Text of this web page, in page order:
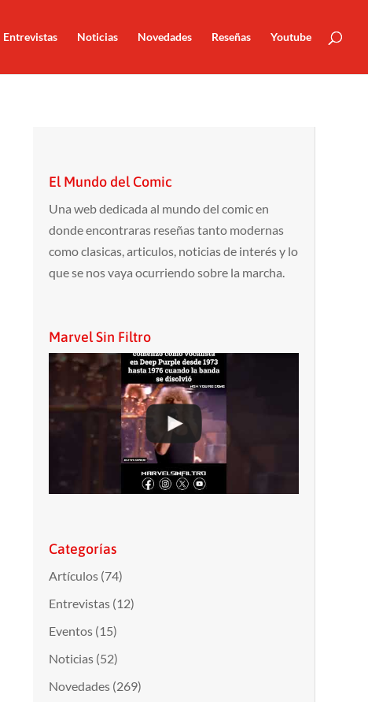
Entrevistas Noticias Novedades Reseñas Youtube
El Mundo del Comic
Una web dedicada al mundo del comic en
donde encontraras reseñas tanto modernas
como clasicas, articulos, noticias de interés y lo
que se nos vaya ocurriendo sobre la marcha.
Marvel Sin Filtro
Categorías
Artículos(74)
Entrevistas(12)
Eventos(15)
Noticias(52)
Novedades(269)